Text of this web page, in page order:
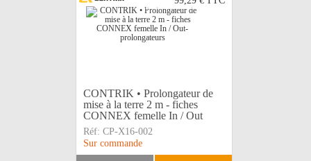
CONTRIK • Prolongateur de
mise à la terre 2 m - fiches
CONNEX femelle In / Out
Réf: CP-X16-002
Sur commande